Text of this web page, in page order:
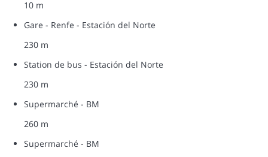
10 m
Gare - Renfe - Estación del Norte
230 m
Station de bus - Estación del Norte
230 m
Supermarché - BM
260 m
Supermarché - BM